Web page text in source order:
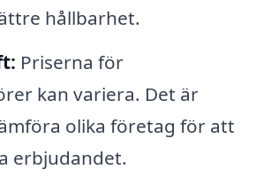
hållbarhet.
Priserna för
kan variera. Det är
olika företag för att
erbjudandet.